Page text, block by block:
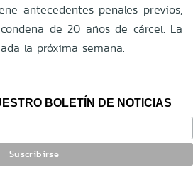
antecedentes penales previos,
de 20 años de cárcel. La
la próxima semana.
BOLETÍN DE NOTICIAS